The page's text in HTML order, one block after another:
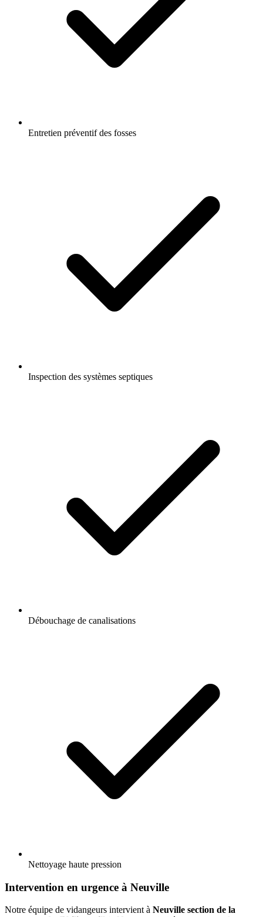
Entretien préventif des fosses
Inspection des systèmes septiques
Débouchage de canalisations
Nettoyage haute pression
Intervention en urgence à Neuville
Notre équipe de vidangeurs intervient à Neuville section de la